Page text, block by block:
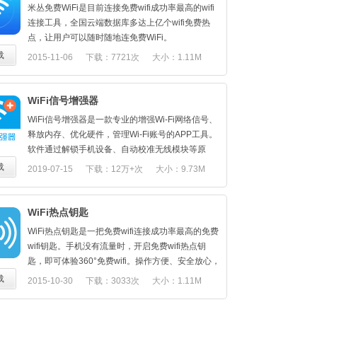
（5）无任何广告，干净清爽的UI风格，给您体验
（6）占用内存极少，不给手机带来额外负担，上网
无忧
+实物奖品+话费+Q币，支持支付宝即时提现！上线
至今，已发放现金红包3000万！
红包WiFi让你随时随地想上就上--"妈妈再也不用担
心我的流量了！"
米丛免费WiFi是目前连接免费wifi成功率最高的wifi
连接工具，全国云端数据库多达上亿个wifi免费热
点，让用户可以随时随地连免费WiFi。
看资讯、聊微信、聊QQ、玩游戏、看电影等等，你
啊，赶紧来下载米丛免费WiFi，连接免费wifi，消灭
流量费用，随时随地连wifi，想上wifi就上wifi。
1、多达上亿个免费wifi热点云端数据库，随处可连
2、界面简洁，点击wifi即可极速连接
3、1M极小包体，轻松下载，不占内存,不耗电
2015-11-06 下载：7721次 大小：1.11M
WiFi信号增强器
WiFi信号增强器是一款专业的增强Wi-Fi网络信号、
释放内存、优化硬件，管理Wi-Fi账号的APP工具。
软件通过解锁手机设备、自动校准无线模块等原
理，让在使用中的WiFi信号可增强30%以上，是你
相信2亿用户的选择，同时连接我们出品的WiFi信号
增强的硬件设备体验更佳哦~
1.增强WiFi信号，瞬间提升网络速度
2.检测WiFi安全，放心使用连接网络
3.加速硬件性能，调整功率稳定不断线
【温馨提醒】WiFi热点强大的电磁波，可能会影响
到Wi-Fi信号问题，你可以随时联系
2019-07-15 下载：12万+次 大小：9.73M
WiFi热点钥匙
WiFi热点钥匙是一把免费wifi连接成功率最高的免费
wifi钥匙。手机没有流量时，开启免费wifi热点钥
匙，即可体验360°免费wifi。操作方便、安全放心，
无后顾之忧。
2015-10-30 下载：3033次 大小：1.11M